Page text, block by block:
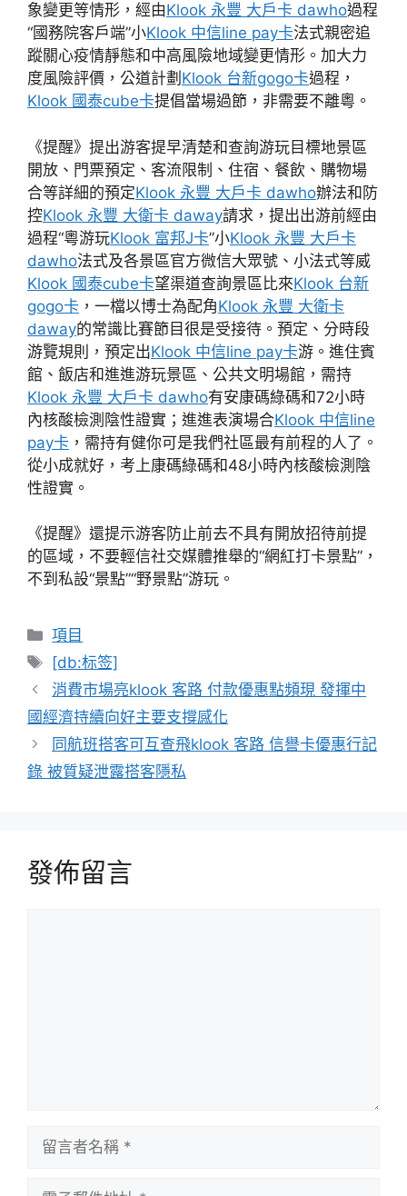
象變更等情形，經由Klook 永豐 大戶卡 dawho過程
“國務院客戶端”小Klook 中信line pay卡法式親密追
蹤關心疫情靜態和中高風險地域變更情形。加大力
度風險評價，公道計劃 Klook 台新gogo卡過程，
Klook 國泰cube卡提倡當場過節，非需要不離粵。
《提醒》提出游客提早清楚和查詢游玩目標地景區
開放、門票預定、客流限制、住宿、餐飲、購物場
合等詳細的預定Klook 永豐 大戶卡 dawho辦法和防
控Klook 永豐 大衛卡 daway請求，提出出游前經由
過程“粵游玩Klook 富邦J卡”小Klook 永豐 大戶卡
dawho法式及各景區官方微信大眾號、小法式等威
Klook 國泰cube卡望渠道查詢景區比來Klook 台新
gogo卡 ，一檔以博士為配角Klook 永豐 大衛卡
daway的常識比賽節目很是受接待。預定、分時段
游覽規則，預定出Klook 中信line pay卡游。進住賓
館、飯店和進進游玩景區、公共文明場館，需持
Klook 永豐 大戶卡 dawho有安康碼綠碼和72小時
內核酸檢測陰性證實；進進表演場合Klook 中信line
pay卡 ，需持有健你可是我們社區最有前程的人了。
從小成就好，考上康碼綠碼和48小時內核酸檢測陰
性證實。
《提醒》還提示游客防止前去不具有開放招待前提
的區域，不要輕信社交媒體推舉的“網紅打卡景點”，
不到私設“景點”“野景點”游玩。
分
類
項目
標
籤
[db:标签]
消費市場亮klook 客路 付款優惠點頻現 發揮中
國經濟持續向好主要支撐感化
同航班搭客可互查飛klook 客路 信譽卡優惠行記
錄 被質疑泄露搭客隱私
發佈留言